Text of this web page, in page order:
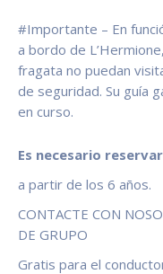
#Importante – En
a bordo de
fragata no puedan
de seguridad. Su guía
en curso.
Es necesario
a partir de los 6 años.
CONTACTE CON
DE GRUPO
Gratis para el